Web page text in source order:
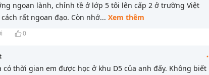
ngoan lành, chỉnh tề ở lớp 5 tôi lên cấp 2 ở trường Việt
rất ngoan đạo. Còn nhớ... Xem thêm
0
có thời gian em được học ở khu D5 của anh đấy. Không biết